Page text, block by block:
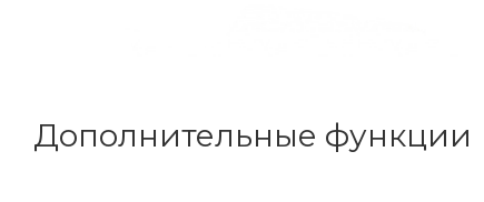
Дополнительные функции